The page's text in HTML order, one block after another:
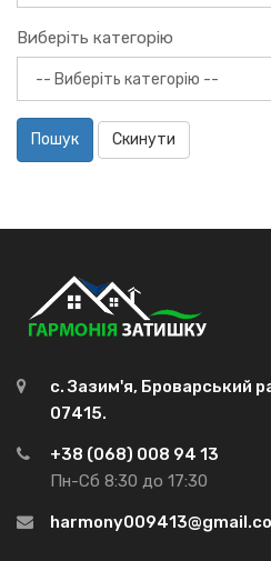
Виберіть категорію
Пошук Скинути
с. Зазим'я, Броварський
07415.
+38 (068) 008 94 13
Пн-Сб 8:30 до 17:30